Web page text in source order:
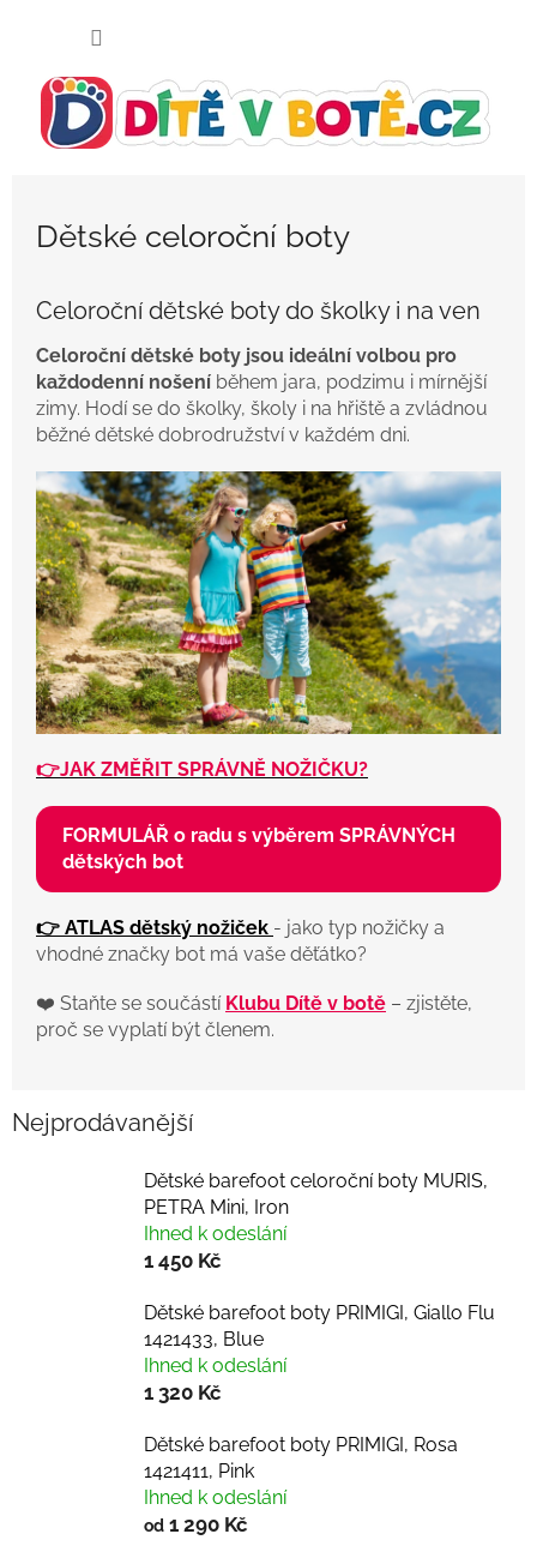
Dětské celoroční boty
Celoroční dětské boty do školky i na ven
Celoroční dětské boty jsou ideální volbou pro
každodenní nošení během jara, podzimu i mírnější
zimy. Hodí se do školky, školy i na hřiště a zvládnou
běžné dětské dobrodružství v každém dni.
👉JAK ZMĚŘIT SPRÁVNĚ NOŽIČKU?
FORMULÁŘ o radu s výběrem SPRÁVNÝCH
dětských bot
👉 ATLAS dětský nožiček - jako typ nožičky a
vhodné značky bot má vaše děťátko?
❤️ Staňte se součástí Klubu Dítě v botě – zjistěte,
proč se vyplatí být členem.
Nejprodávanější
Dětské barefoot celoroční boty MURIS,
PETRA Mini, Iron
Ihned k odeslání
1 450 Kč
Dětské barefoot boty PRIMIGI, Giallo Flu
1421433, Blue
Ihned k odeslání
1 320 Kč
Dětské barefoot boty PRIMIGI, Rosa
1421411, Pink
Ihned k odeslání
od 1 290 Kč